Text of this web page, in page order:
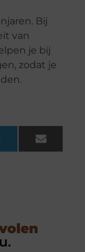
Bij
van
je bij
zodat je
LinkedInEmail